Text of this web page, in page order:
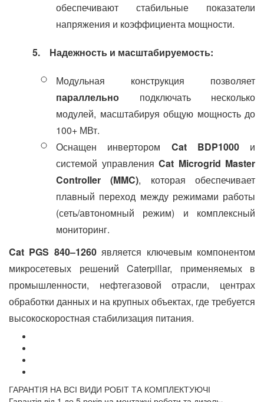
обеспечивают стабильные показатели
напряжения и коэффициента мощности.
5. Надежность и масштабируемость:
Модульная конструкция позволяет
параллельно подключать несколько
модулей, масштабируя общую мощность до
100+ МВт.
Оснащен инвертором Cat BDP1000и
системой управления Cat Microgrid Master
Controller (MMC), которая обеспечивает
плавный переход между режимами работы
(сеть/автономный режим) и комплексный
мониторинг.
Cat PGS 840–1260является ключевым компонентом
микросетевых решений Caterpillar, применяемых в
промышленности, нефтегазовой отрасли, центрах
обработки данных и на крупных объектах, где требуется
высокоскоростная стабилизация питания.
ГАРАНТІЯ НА ВСІ ВИДИ РОБІТ ТА КОМПЛЕКТУЮЧІ